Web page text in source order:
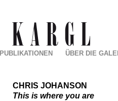
CHRIS JOHANSON
This is where you are
PUBLIKATIONEN ÜBER DIE